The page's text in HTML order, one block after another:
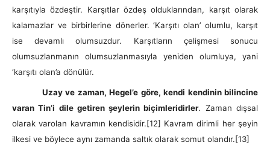
karşıtıyla özdeştir. Karşıtlar özdeş olduklarından, karşıt olarak
kalamazlar ve birbirlerine dönerler. ‘Karşıtı olan’ olumlu, karşıt
ise devamlı olumsuzdur. Karşıtların çelişmesi sonucu
olumsuzlanmanın olumsuzlanmasıyla yeniden olumluya, yani
‘karşıtı olan’a dönülür.
Uzay ve zaman, Hegel’e göre, kendi kendinin bilincine
varan Tin’i dile getiren şeylerin biçimleridirler. Zaman dışsal
olarak varolan kavramın kendisidir.[12] Kavram dirimli her şeyin
ilkesi ve böylece aynı zamanda saltık olarak somut olandır.[13]